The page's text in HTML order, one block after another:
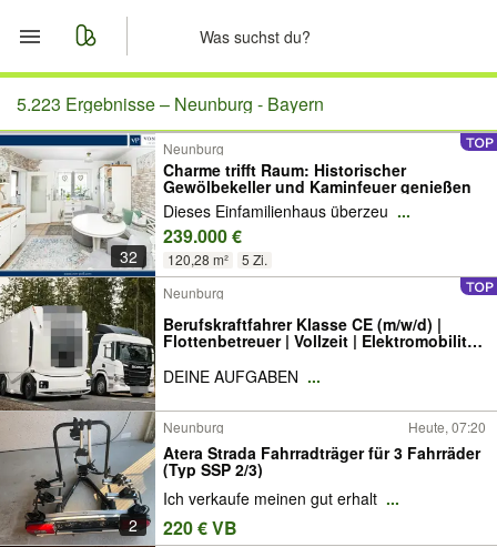
Start
Merkliste
Nachrichten
Anzeige aufgeben
5.223 Ergebnisse – Neunburg - Bayern
32
Neunburg
Charme trifft Raum: Historischer
Gewölbekeller und Kaminfeuer genießen
Dieses Einfamilienhaus überzeu ...
239.000 €
120,28 m²
5 Zi.
Neunburg
Berufskraftfahrer Klasse CE (m/w/d) |
Flottenbetreuer | Vollzeit | Elektromobilität
DEINE AUFGABEN ...
2
Neunburg Heute, 07:20
Atera Strada Fahrradträger für 3 Fahrräder
(Typ SSP 2/3)
Ich verkaufe meinen gut erhalt ...
220 € VB